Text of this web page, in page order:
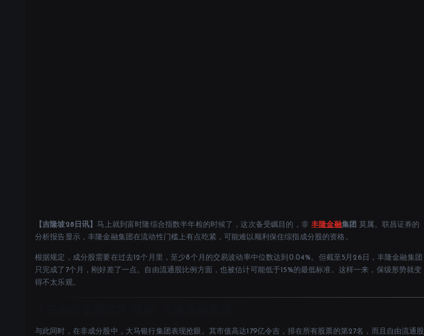
【吉隆坡28日讯】马上就到富时隆综合指数半年检的时候了，这次备受瞩目的，非丰隆金融集团 莫属。联昌证券的
分析报告显示，丰隆金融集团在流动性门槛上有点吃紧，可能难以顺利保住综指成分股的资格。
根据规定，成分股需要在过去12个月里，至少8个月的交易波动率中位数达到0.04%。但截至5月26日，丰隆金融集团
只完成了7个月，刚好差了一点。自由流通股比例方面，也被估计可能低于15%的最低标准。这样一来，保级形势就变
得不太乐观。
与此同时，在非成分股中，大马银行集团表现抢眼。其市值高达179亿令吉，排在所有股票的第27名，而且自由流通股